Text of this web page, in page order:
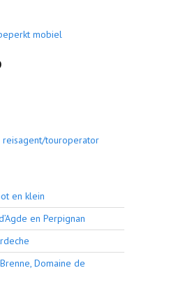
mobiel
touroperator
en klein
en Perpignan
Domaine de